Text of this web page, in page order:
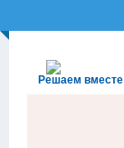
Решаем вместе